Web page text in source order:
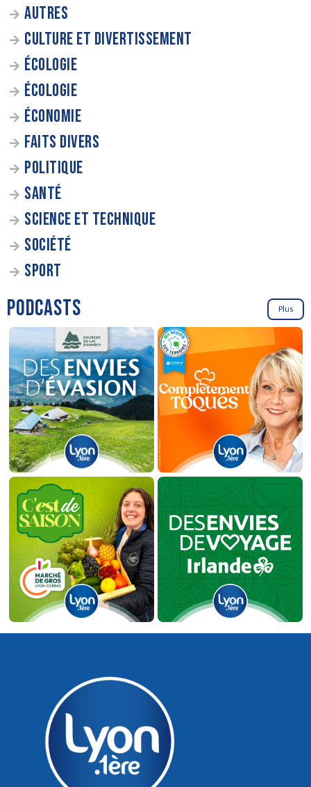
AUTRES
CULTURE ET DIVERTISSEMENT
ÉCOLOGIE
ÉCOLOGIE
ÉCONOMIE
FAITS DIVERS
POLITIQUE
SANTÉ
SCIENCE ET TECHNIQUE
SOCIÉTÉ
SPORT
PODCASTS Plus